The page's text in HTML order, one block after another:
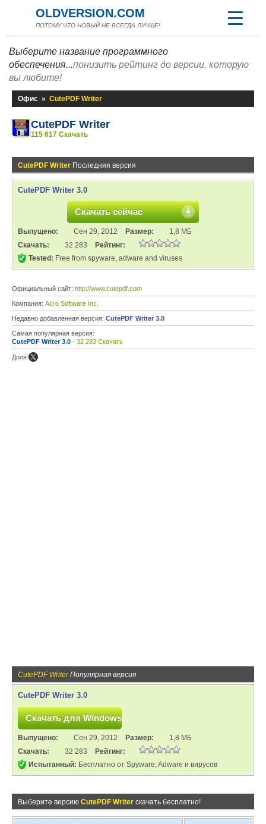
OLDVERSION.COM
ПОТОМУ ЧТО НОВЫЙ НЕ ВСЕГДА ЛУЧШЕ!
Выберите название программного
обеспечения...понизить рейтинг до версии, которую
вы любите!
Офис » CutePDF Writer
CutePDF Writer
115 617 Скачать
CutePDF Writer Последняя версия
CutePDF Writer 3.0
Скачать сейчас
Выпущено: Сен 29, 2012 Размер:
1,8 МБ
Скачать:
32 283
Рейтинг:
Tested: Free from spyware, adware and viruses
Официальный сайт: http://www.cutepdf.com
Компания: Acro Software Inc.
Недавно добавленная версия: CutePDF Writer 3.0
Самая популярная версия:
CutePDF Writer 3.0 - 32 283 Скачать
Доля:
CutePDF WriterПопулярная версия
CutePDF Writer 3.0
Выпущено: Сен 29, 2012 Размер:
1,8 МБ
Скачать:
32 283
Рейтинг:
Испытанный: Бесплатно от Spyware, Adware и вирусов
Выберите версию CutePDF Writer скачать бесплатно!